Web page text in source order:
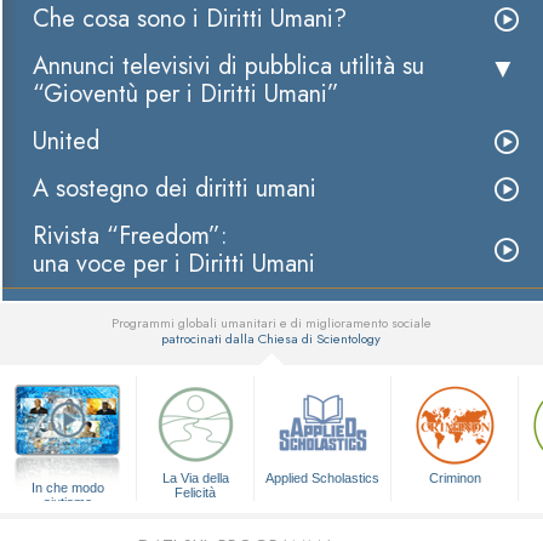
Che cosa sono i Diritti Umani?
Annunci televisivi di pubblica utilità su
“Gioventù per i Diritti Umani”
United
A sostegno dei diritti umani
Rivista “Freedom”:
una voce per i Diritti Umani
Programmi globali umanitari e di miglioramento sociale
patrocinati dalla Chiesa di Scientology
In che modo
aiutiamo
La Via della
Felicità
Applied Scholastics Criminon